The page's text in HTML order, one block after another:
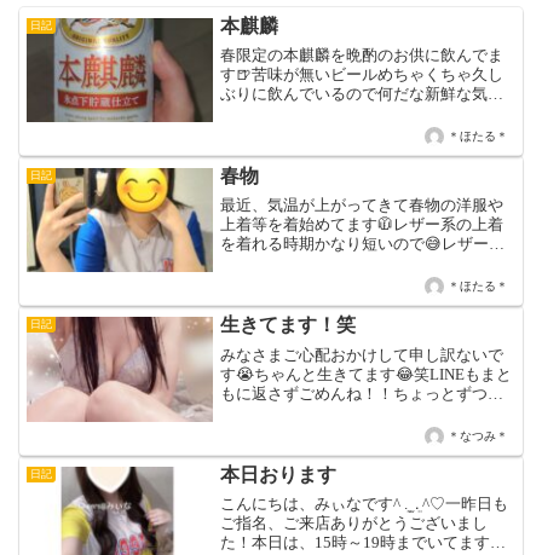
日記 本麒麟
春限定の本麒麟を晩酌のお供に飲んでま
す🍺苦味が無いビールめちゃくちゃ久し
ぶりに飲んでいるので何だな新鮮な気分
ールが大好きですわ😍本日は16時〜LAST
迄です💙
＊ほたる＊
日記 春物
最近、気温が上がってきて春物の洋服や
上着等を着始めてます🧥レザー系の上着
を着れる時期かなり短いので😅レザー系
すわ😓本日は17時〜LAST迄です💜＊ほたる＊
日記 生きてます！笑
みなさまご心配おかけして申し訳ないで
す😭ちゃんと生きてます😂笑LINEもまと
もに返さずごめんね！！ちょっとずつ返
（ ; ; ）♡出勤確認してくれてるのにシフ
誰も興味ない...
＊なつみ＊
日記 本日おります
こんにちは、みぃなです^ ܸ. ̫ .ܸ ^♡一昨日も
ご指名、ご来店ありがとうございまし
た！本日は、15時～19時までいてます！